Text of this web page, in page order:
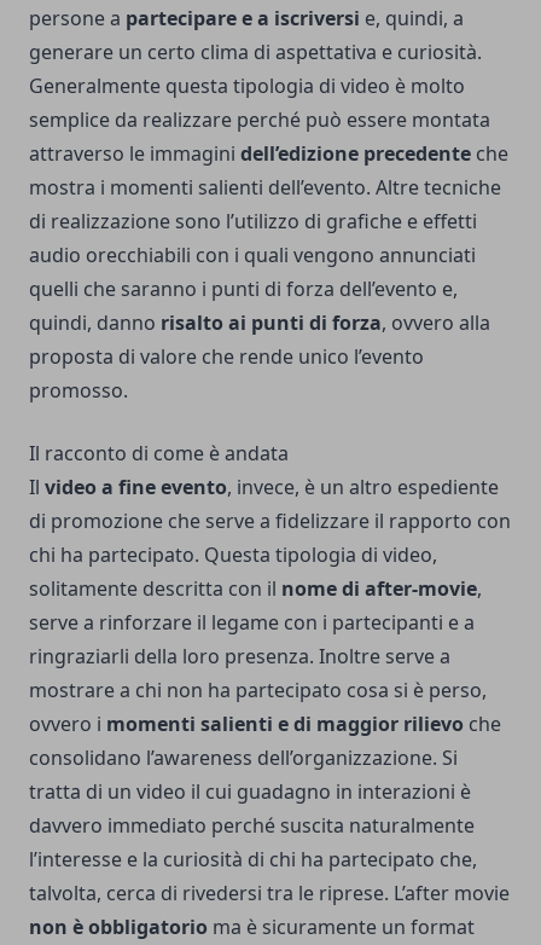
persone a partecipare e a iscriversi e, quindi, a
generare un certo clima di aspettativa e curiosità.
Generalmente questa tipologia di video è molto
semplice da realizzare perché può essere montata
attraverso le immagini dell’edizione precedente che
mostra i momenti salienti dell’evento. Altre tecniche
di realizzazione sono l’utilizzo di grafiche e effetti
audio orecchiabili con i quali vengono annunciati
quelli che saranno i punti di forza dell’evento e,
quindi, danno risalto ai punti di forza, ovvero alla
proposta di valore che rende unico l’evento
promosso.
Il racconto di come è andata
Il video a fine evento, invece, è un altro espediente
di promozione che serve a fidelizzare il rapporto con
chi ha partecipato. Questa tipologia di video,
solitamente descritta con il nome di after-movie,
serve a rinforzare il legame con i partecipanti e a
ringraziarli della loro presenza. Inoltre serve a
mostrare a chi non ha partecipato cosa si è perso,
ovvero i momenti salienti e di maggior rilievo che
consolidano l’awareness dell’organizzazione. Si
tratta di un video il cui guadagno in interazioni è
davvero immediato perché suscita naturalmente
l’interesse e la curiosità di chi ha partecipato che,
talvolta, cerca di rivedersi tra le riprese. L’after movie
non è obbligatorio ma è sicuramente un format